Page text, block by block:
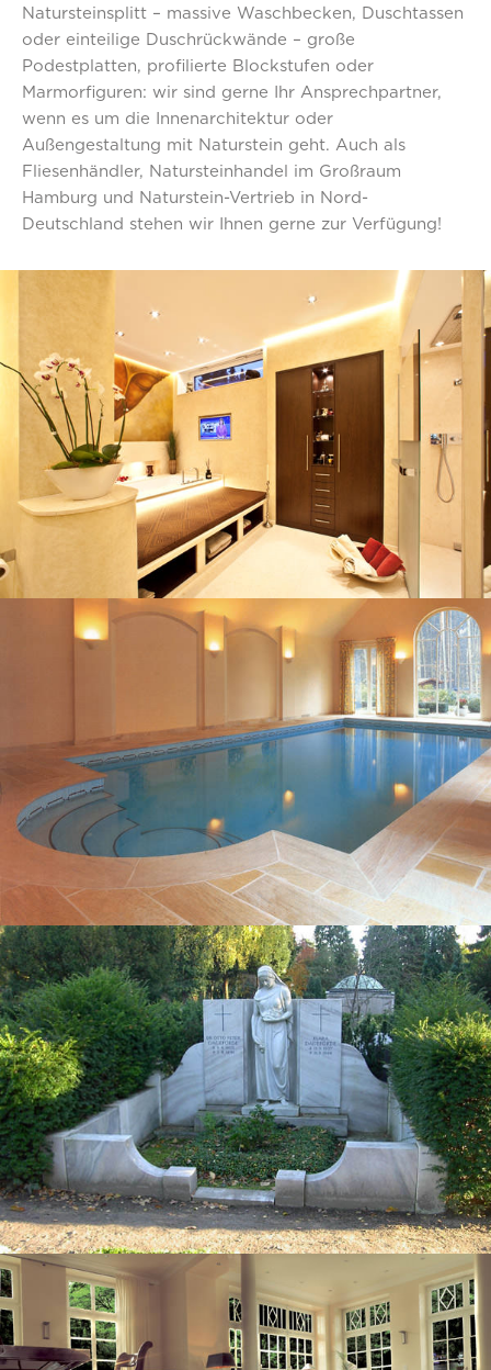
Natursteinsplitt – massive Waschbecken, Duschtassen
oder einteilige Duschrückwände – große
Podestplatten, profilierte Blockstufen oder
Marmorfiguren: wir sind gerne Ihr Ansprechpartner,
wenn es um die Innenarchitektur oder
Außengestaltung mit Naturstein geht. Auch als
Fliesenhändler, Natursteinhandel im Großraum
Hamburg und Naturstein-Vertrieb in Nord-
Deutschland stehen wir Ihnen gerne zur Verfügung!